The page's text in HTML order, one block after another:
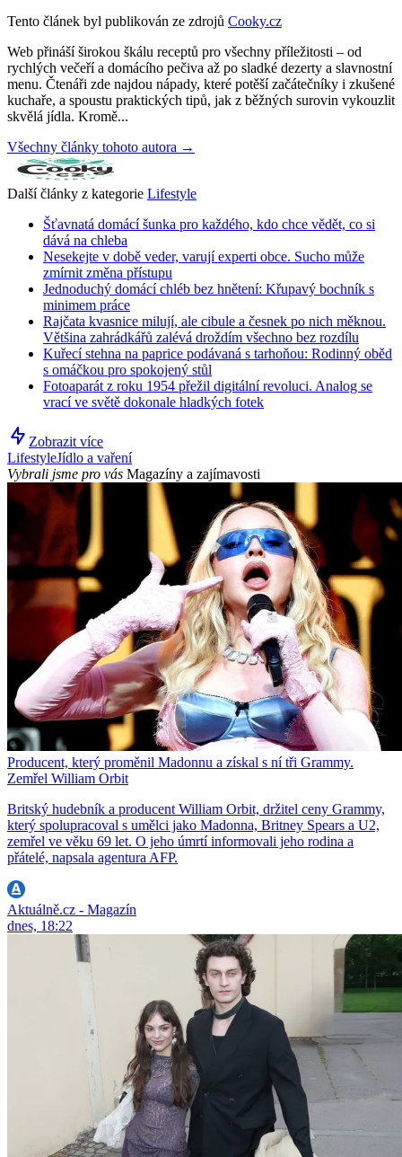
Tento článek byl publikován ze zdrojů Cooky.cz
Web přináší širokou škálu receptů pro všechny příležitosti – od
rychlých večeří a domácího pečiva až po sladké dezerty a slavnostní
menu. Čtenáři zde najdou nápady, které potěší začátečníky i zkušené
kuchaře, a spoustu praktických tipů, jak z běžných surovin vykouzlit
skvělá jídla. Kromě...
Všechny články tohoto autora →
Další články z kategorie Lifestyle
Šťavnatá domácí šunka pro každého, kdo chce vědět, co si
dává na chleba
Nesekejte v době veder, varují experti obce. Sucho může
zmírnit změna přístupu
Jednoduchý domácí chléb bez hnětení: Křupavý bochník s
minimem práce
Rajčata kvasnice milují, ale cibule a česnek po nich měknou.
Většina zahrádkářů zalévá droždím všechno bez rozdílu
Kuřecí stehna na paprice podávaná s tarhoňou: Rodinný oběd
s omáčkou pro spokojený stůl
Fotoaparát z roku 1954 přežil digitální revoluci. Analog se
vrací ve světě dokonale hladkých fotek
Zobrazit více
LifestyleJídlo a vaření
Vybrali jsme pro vás Magazíny a zajímavosti
Producent, který proměnil Madonnu a získal s ní tři Grammy.
Zemřel William Orbit
Britský hudebník a producent William Orbit, držitel ceny Grammy,
který spolupracoval s umělci jako Madonna, Britney Spears a U2,
zemřel ve věku 69 let. O jeho úmrtí informovali jeho rodina a
přátelé, napsala agentura AFP.
Aktuálně.cz - Magazín
dnes, 18:22